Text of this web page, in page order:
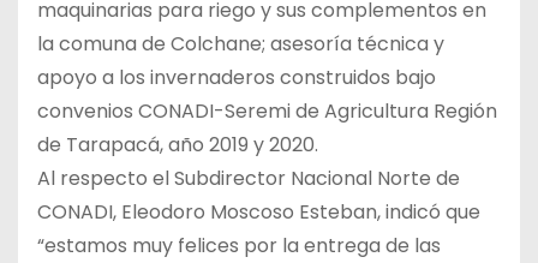
maquinarias para riego y sus complementos en
la comuna de Colchane; asesoría técnica y
apoyo a los invernaderos construidos bajo
convenios CONADI-Seremi de Agricultura Región
de Tarapacá, año 2019 y 2020.
Al respecto el Subdirector Nacional Norte de
CONADI, Eleodoro Moscoso Esteban, indicó que
“estamos muy felices por la entrega de las